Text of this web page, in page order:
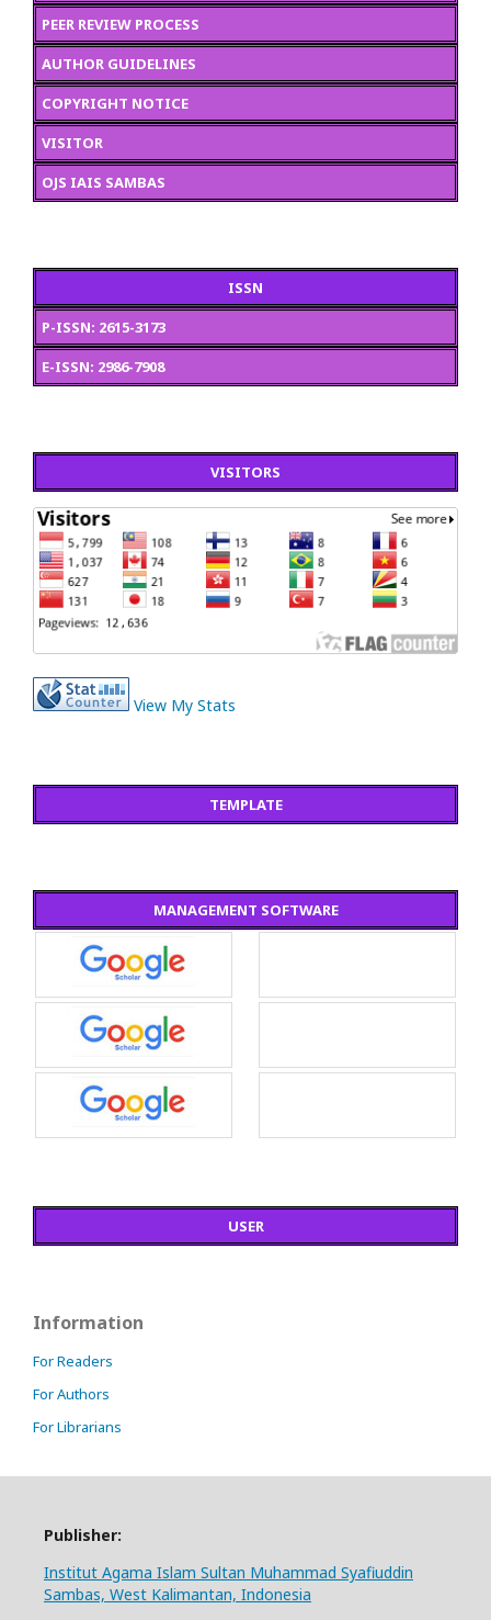
PEER REVIEW PROCESS
AUTHOR GUIDELINES
COPYRIGHT NOTICE
VISITOR
OJS IAIS SAMBAS
ISSN
P-ISSN: 2615-3173
E-ISSN: 2986-7908
VISITORS
View My Stats
TEMPLATE
MANAGEMENT SOFTWARE
USER
Information
For Readers
For Authors
For Librarians
Publisher:
Institut Agama Islam Sultan Muhammad Syafiuddin
Sambas, West Kalimantan, Indonesia